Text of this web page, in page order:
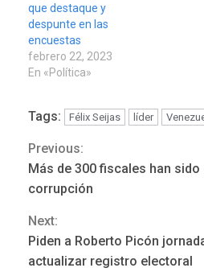
que destaque y
despunte en las
encuestas
febrero 22, 2023
En «Política»
Tags: Félix Seijas líder
Continue
Reading
Previous:
Más de 300 fiscales han
corrupción
Next:
Piden a Roberto Picón
actualizar registro electoral
ÚLTIMA
Hutíes